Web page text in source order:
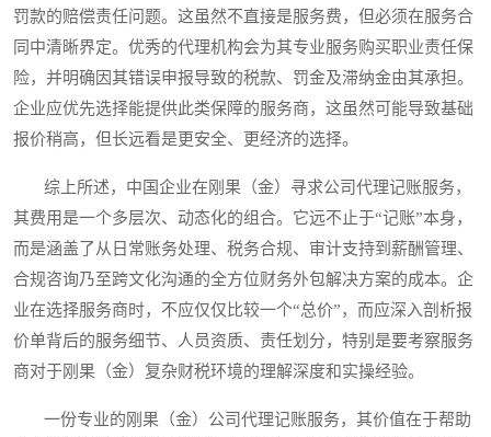
罚款的赔偿责任问题。这虽然不直接是服务费，但必须在服务合
同中清晰界定。优秀的代理机构会为其专业服务购买职业责任保
险，并明确因其错误申报导致的税款、罚金及滞纳金由其承担。
企业应优先选择能提供此类保障的服务商，这虽然可能导致基础
报价稍高，但长远看是更安全、更经济的选择。
综上所述，中国企业在刚果（金）寻求公司代理记账服务，
其费用是一个多层次、动态化的组合。它远不止于“记账”本身，
而是涵盖了从日常账务处理、税务合规、审计支持到薪酬管理、
合规咨询乃至跨文化沟通的全方位财务外包解决方案的成本。企
业在选择服务商时，不应仅仅比较一个“总价”，而应深入剖析报
价单背后的服务细节、人员资质、责任划分，特别是要考察服务
商对于刚果（金）复杂财税环境的理解深度和实操经验。
一份专业的刚果（金）公司代理记账服务，其价值在于帮助